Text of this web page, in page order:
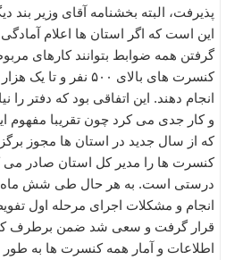
پذیرفت، البته بخشنامه آقای وزیر بند
این است که اگر استان ها اعلام آمادگی
گرفتن همه ضوابط بتوانند کارهای
انجام دهند. این اتفاقی بود که دفتر را
و کار جدی می کرد چون تقریبا مفهوم
که از سال جدید در استان ها مجوز
کنسرت ها را مدیر کل استان صادر می
درستی است. به هر حال طی شش ماه
انجام و مشکلات اجرای مرحله اول
قرار گرفت و سعی شد ضمن برطرف
اطلاعات و آمار همه کنسرت ها به طور